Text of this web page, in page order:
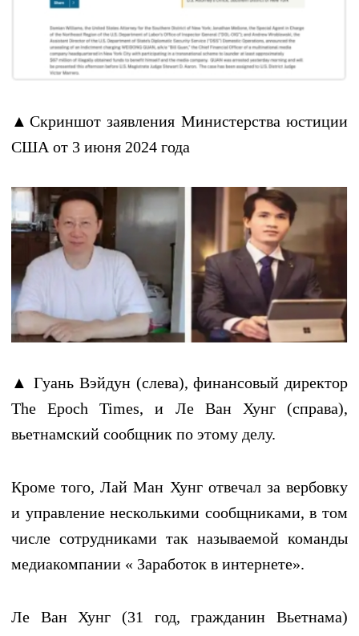
▲Скриншот заявления Министерства юстиции
США от 3 июня 2024 года
▲ Гуань Вэйдун (слева), финансовый директор
The Epoch Times, и Ле Ван Хунг (справа),
вьетнамский сообщник по этому делу.
Кроме того, Лай Ман Хунг отвечал за вербовку
и управление несколькими сообщниками, в том
числе сотрудниками так называемой команды
медиакомпании « Заработок в интернете».
Ле Ван Хунг (31 год, гражданин Вьетнама)